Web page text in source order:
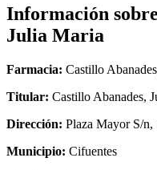
Información sobre
Julia Maria
Farmacia: Castillo
Titular: Castillo Abanades,
Dirección: Plaza Mayor S/n,
Municipio: Cifuentes